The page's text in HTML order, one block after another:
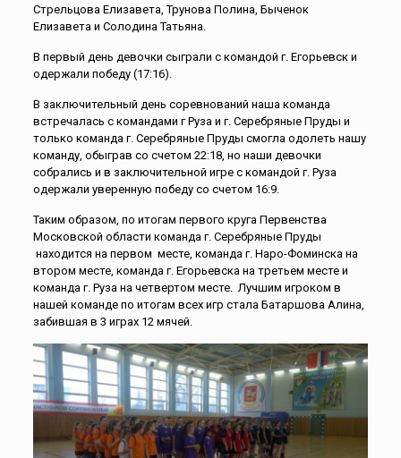
Стрельцова Елизавета, Трунова Полина, Быченок
Елизавета и Солодина Татьяна.
В первый день девочки сыграли с командой г. Егорьевск и
одержали победу (17:16).
В заключительный день соревнований наша команда
встречалась с командами г Руза и г. Серебряные Пруды и
только команда г. Серебряные Пруды смогла одолеть нашу
команду, обыграв со счетом 22:18, но наши девочки
собрались и в заключительной игре с командой г. Руза
одержали уверенную победу со счетом 16:9.
Таким образом, по итогам первого круга Первенства
Московской области команда г. Серебряные Пруды
находится на первом месте, команда г. Наро-Фоминска на
втором месте, команда г. Егорьевска на третьем месте и
команда г. Руза на четвертом месте. Лучшим игроком в
нашей команде по итогам всех игр стала Батаршова Алина,
забившая в 3 играх 12 мячей.